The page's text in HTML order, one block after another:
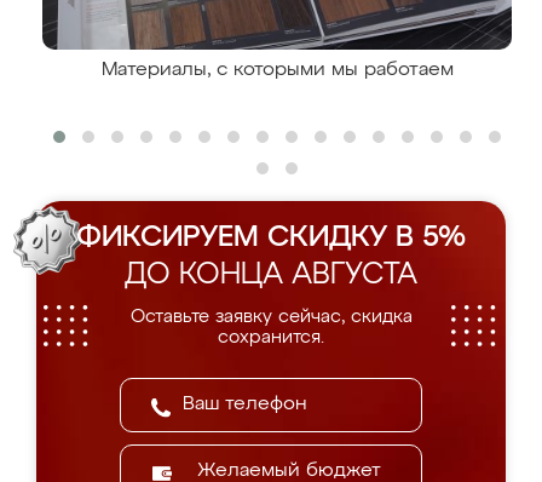
Материалы, с которыми мы работаем
ФИКСИРУЕМ СКИДКУ В 5%
ДО КОНЦА АВГУСТА
Оставьте заявку сейчас, скидка
сохранится.
Желаемый бюджет